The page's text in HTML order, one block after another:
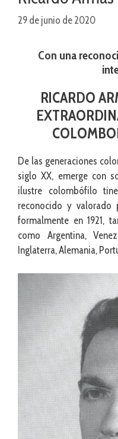
29 de junio de 2020
Con una
RICARDO
De las generaciones
siglo XX, emerge con
ilustre colombófilo
reconocido y valorado
formalmente en 1921,
como Argentina,
Inglaterra, Alemania,